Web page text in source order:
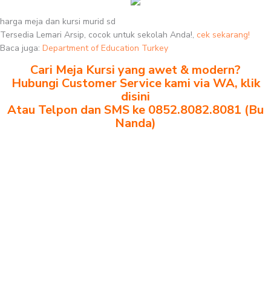
harga meja dan kursi murid sd
Tersedia Lemari Arsip, cocok untuk sekolah Anda!, cek sekarang!
Baca juga: Department of Education Turkey
Cari Meja Kursi yang awet & modern?
Hubungi Customer Service kami via WA, klik
disini
Atau Telpon dan SMS ke 0852.8082.8081 (Bu
Nanda)